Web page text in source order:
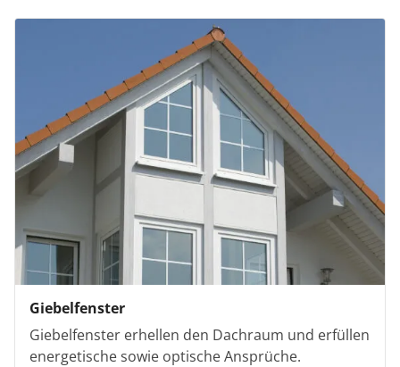
Giebelfenster
Giebelfenster erhellen den Dachraum und erfüllen
energetische sowie optische Ansprüche.